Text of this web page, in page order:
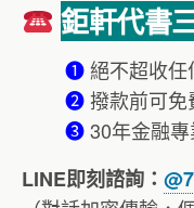
鉅軒代書
❶絕不超收任
❷ 撥款前可
❸30年金融
LINE即刻諮詢：